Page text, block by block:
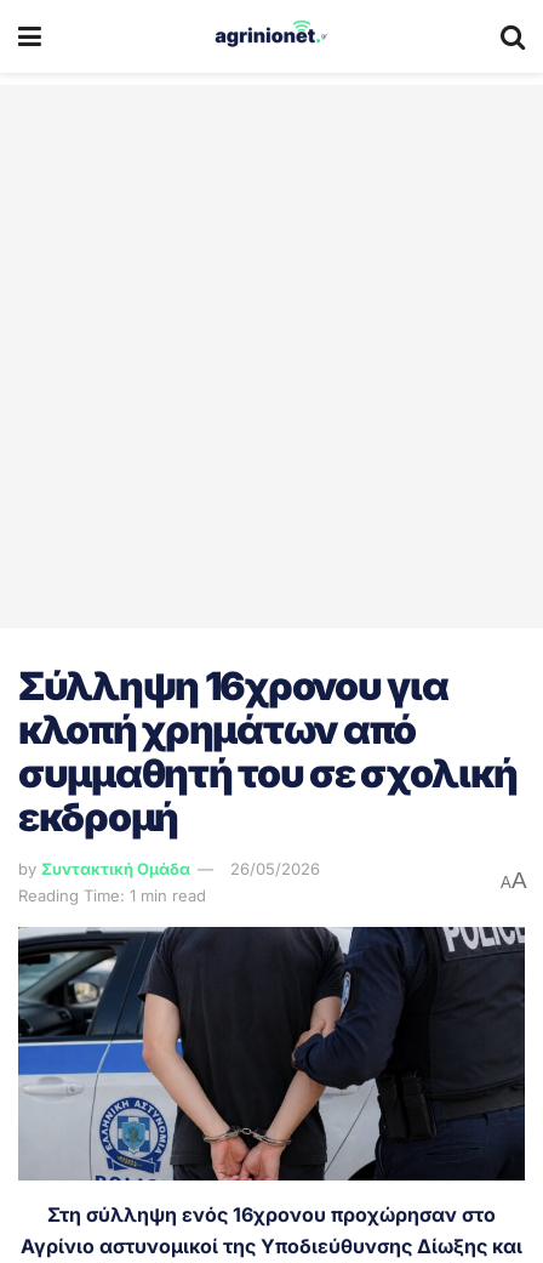
Σύλληψη 16χρονου για
κλοπή χρημάτων από
συμμαθητή του σε σχολική
εκδρομή
by Συντακτική Ομάδα
26/05/2026
Reading Time: 1 min read
AA
Στη σύλληψη ενός 16χρονου προχώρησαν στο
Αγρίνιο αστυνομικοί της Υποδιεύθυνσης Δίωξης και